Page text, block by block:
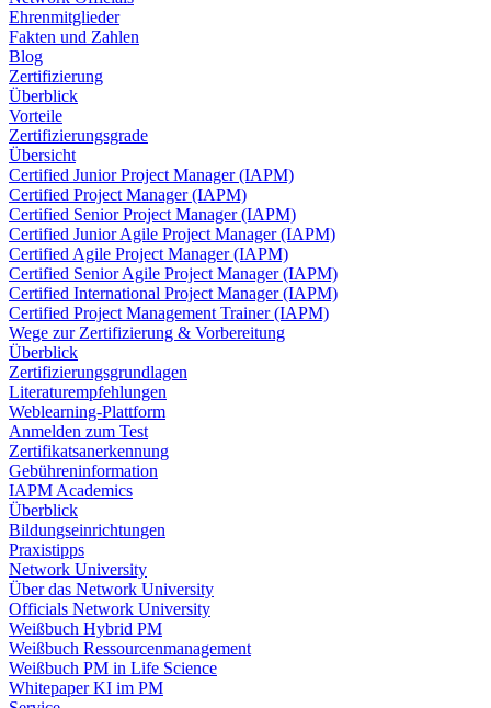
Ehrenmitglieder
Fakten und Zahlen
Blog
Zertifizierung
Überblick
Vorteile
Zertifizierungsgrade
Übersicht
Certified Junior Project Manager (IAPM)
Certified Project Manager (IAPM)
Certified Senior Project Manager (IAPM)
Certified Junior Agile Project Manager (IAPM)
Certified Agile Project Manager (IAPM)
Certified Senior Agile Project Manager (IAPM)
Certified International Project Manager (IAPM)
Certified Project Management Trainer (IAPM)
Wege zur Zertifizierung & Vorbereitung
Überblick
Zertifizierungsgrundlagen
Literaturempfehlungen
Weblearning-Plattform
Anmelden zum Test
Zertifikatsanerkennung
Gebühreninformation
IAPM Academics
Überblick
Bildungseinrichtungen
Praxistipps
Network University
Über das Network University
Officials Network University
Weißbuch Hybrid PM
Weißbuch Ressourcenmanagement
Weißbuch PM in Life Science
Whitepaper KI im PM